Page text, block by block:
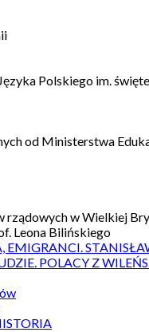
Polskiego im.
od Ministerstwa
rządowych w Wielkiej
Leona Bilińskiego
POLACY Z